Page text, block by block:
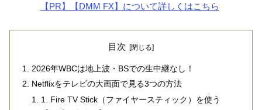
【PR】【DMM FX】について詳しくはこちら
目次
2026年WBCは地上波・BSでの生中継なし！
Netflixをテレビの大画面で見る3つの方法
1. Fire TV Stick（ファイヤースティック）を使う